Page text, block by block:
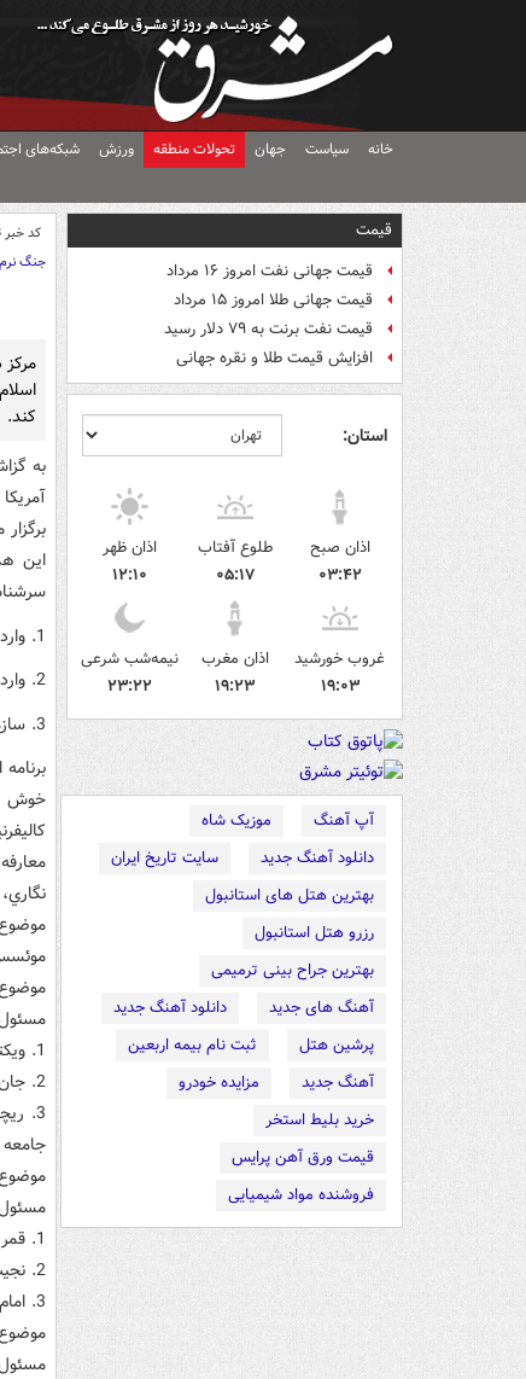
خانه سیاست جهان تحولات منطقه ورزش شبکه‌های
قیمت
قیمت جهانی نفت امروز ۱۶ مرداد
قیمت جهانی طلا امروز ۱۵ مرداد
قیمت نفت برنت به ۷۹ دلار رسید
افزایش قیمت طلا و نقره جهانی
استان:
اذان صبح
۰۳:۴۲
طلوع آفتاب
۰۵:۱۷
اذان ظهر
۱۲:۱۰
غروب خورشید
۱۹:۰۳
اذان مغرب
۱۹:۲۳
نیمه‌شب شرعی
۲۳:۲۲
آپ آهنگ
موزیک شاه
دانلود آهنگ جدید
سایت تاریخ ایران
بهترین هتل های استانبول
رزرو هتل استانبول
بهترین جراح بینی ترمیمی
آهنگ های جدید
دانلود آهنگ جدید
پرشین هتل
ثبت نام بیمه اربعین
آهنگ جدید
مزایده خودرو
خرید بلیط استخر
قیمت ورق آهن پرایس
فروشنده مواد شیمیایی
کد خبر
جنگ نرم
کند.
به
1. وارد کردن دين در ديپلماسي عمومي
2. وارد عمل ساختن جامعه جهاني اسلام
3. سازمانهاي ديني در نقش ديپلماتهاي عمومي.
خوش
1. ويکتوريا آلوارادو، رئيس اداره بين المللي آزاديهاي ديني وزارت خارجه
2. جان کارلسون، استاد و معاون مرکز مطالعات دين و درگيري دانشگاه دولتي آريزونا
3.
مسئول
1. قمر الهدي، عضو ارشد برنامه مرکز نوآوري دين و صلح، موئسسه صلح آمريکا
2. نجيب سيد ميلر، استاديار و مشاور ارشد روابط مسلمانان در دانشکه الهيات کلرمانت
3. امام جهاد ترک، رئيس مرکز اسلامي امور ديني دانشگاه کاليفرنياي جنوبي